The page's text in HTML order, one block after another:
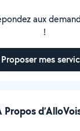
aux
!
Proposer mes
Propos